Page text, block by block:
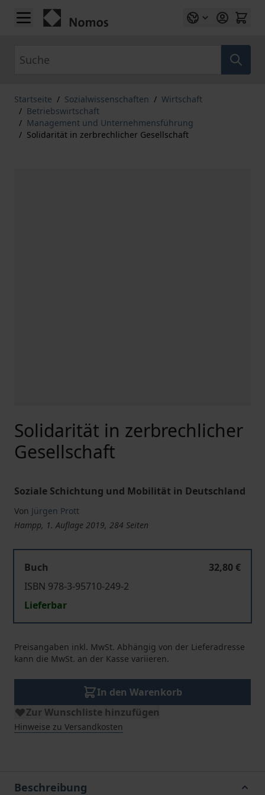
Zum Inhalt springen
Startseite / Sozialwissenschaften / Wirtschaft
/ Betriebswirtschaft
/ Management und Unternehmensführung
/ Solidarität in zerbrechlicher Gesellschaft
Solidarität in zerbrechlicher
Gesellschaft
Soziale Schichtung und Mobilität in Deutschland
Von Jürgen Prott
Hampp, 1. Auflage 2019, 284 Seiten
Buch
32,80 €
ISBN 978-3-95710-249-2
Lieferbar
Preisangaben inkl. MwSt. Abhängig von der Lieferadresse
kann die MwSt. an der Kasse variieren.
In den Warenkorb
Zur Wunschliste hinzufügen
Hinweise zu Versandkosten
Beschreibung